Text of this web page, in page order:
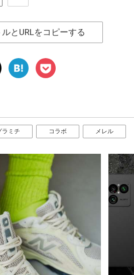
とURLをコピーする
ラミチ コラボ メレル